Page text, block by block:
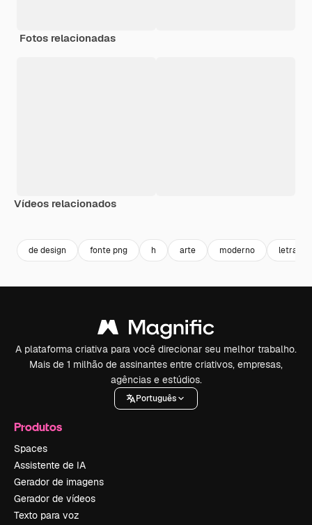
Fotos relacionadas
Vídeos relacionados
de design fonte png h arte moderno letras
A plataforma criativa para você direcionar seu melhor trabalho.
Mais de 1 milhão de assinantes entre criativos, empresas,
agências e estúdios.
Português
Produtos
Spaces
Assistente de IA
Gerador de imagens
Gerador de vídeos
Texto para voz